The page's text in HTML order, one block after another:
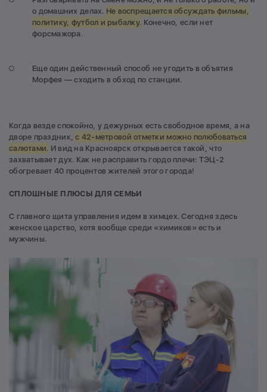
о домашних делах. Не воспрещается обсуждать фильмы,
политику, футбол и рыбалку. Конечно, если нет
форсмажора.
Еще один действенный способ не угодить в объятия
Морфея — сходить в обход по станции.
Когда везде спокойно, у дежурных есть свободное время, а на
дворе праздник,с 42-метровой отметки можно полюбоваться
салютами. И вид на Красноярск открывается такой, что
захватывает дух. Как не расправить гордо плечи: ТЭЦ-2
обогревает 40 процентов жителей этого города!
СПЛОШНЫЕ ПЛЮСЫ ДЛЯ СЕМЬИ
С главного щита управления идем в химцех. Сегодня здесь
женское царство, хотя вообще среди «химиков» есть и
мужчины.